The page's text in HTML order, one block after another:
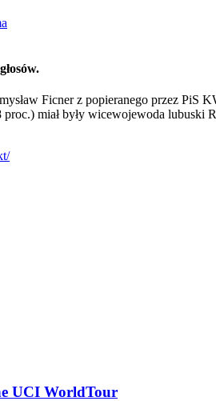
Ficner z popieranego przez PiS
miał były wicewojewoda
UCI WorldTour